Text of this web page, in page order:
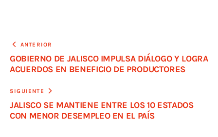
ANTERIOR
GOBIERNO DE JALISCO IMPULSA DIÁLOGO Y LOGRA
ACUERDOS EN BENEFICIO DE PRODUCTORES
SIGUIENTE
JALISCO SE MANTIENE ENTRE LOS 10 ESTADOS
CON MENOR DESEMPLEO EN EL PAÍS